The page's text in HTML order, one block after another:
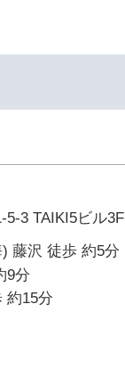
5-3 TAIKI5ビル3F
藤沢 徒歩 約5分
9分
約15分